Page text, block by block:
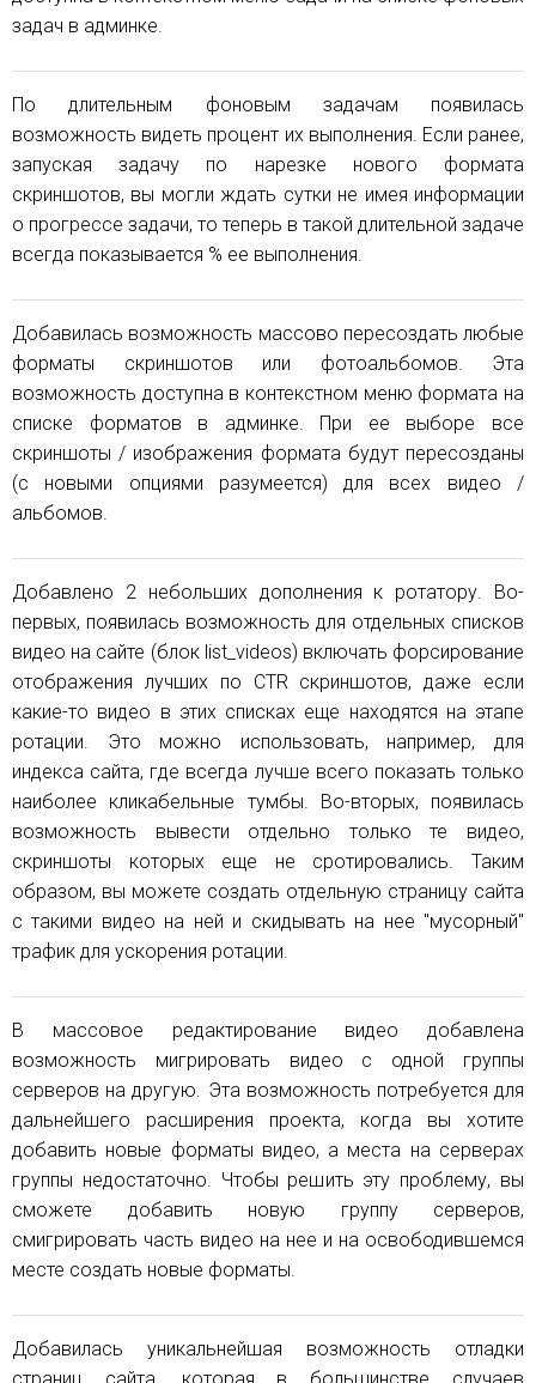
задач в админке.
По длительным фоновым задачам появилась
возможность видеть процент их выполнения. Если ранее,
запуская задачу по нарезке нового формата
скриншотов, вы могли ждать сутки не имея информации
о прогрессе задачи, то теперь в такой длительной задаче
всегда показывается % ее выполнения.
Добавилась возможность массово пересоздать любые
форматы скриншотов или фотоальбомов. Эта
возможность доступна в контекстном меню формата на
списке форматов в админке. При ее выборе все
скриншоты / изображения формата будут пересозданы
(с новыми опциями разумеется) для всех видео /
альбомов.
Добавлено 2 небольших дополнения к ротатору. Во-
первых, появилась возможность для отдельных списков
видео на сайте (блок list_videos) включать форсирование
отображения лучших по CTR скриншотов, даже если
какие-то видео в этих списках еще находятся на этапе
ротации. Это можно использовать, например, для
индекса сайта, где всегда лучше всего показать только
наиболее кликабельные тумбы. Во-вторых, появилась
возможность вывести отдельно только те видео,
скриншоты которых еще не сротировались. Таким
образом, вы можете создать отдельную страницу сайта
с такими видео на ней и скидывать на нее "мусорный"
трафик для ускорения ротации.
В массовое редактирование видео добавлена
возможность мигрировать видео с одной группы
серверов на другую. Эта возможность потребуется для
дальнейшего расширения проекта, когда вы хотите
добавить новые форматы видео, а места на серверах
группы недостаточно. Чтобы решить эту проблему, вы
сможете добавить новую группу серверов,
смигрировать часть видео на нее и на освободившемся
месте создать новые форматы.
Добавилась уникальнейшая возможность отладки